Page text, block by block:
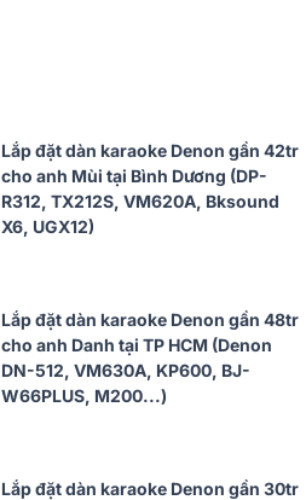
Lắp đặt dàn karaoke Denon gần 42tr
cho anh Mùi tại Bình Dương (DP-
R312, TX212S, VM620A, Bksound
X6, UGX12)
Lắp đặt dàn karaoke Denon gần 48tr
cho anh Danh tại TP HCM (Denon
DN-512, VM630A, KP600, BJ-
W66PLUS, M200...)
Lắp đặt dàn karaoke Denon gần 30tr